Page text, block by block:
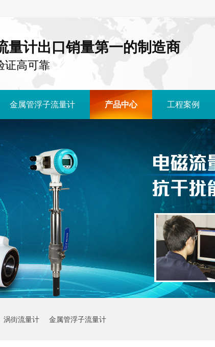
量计出口销量第一的制造商
证高可靠
金属管浮子流量计 产品中心 工程案例
涡街流量计 金属管浮子流量计